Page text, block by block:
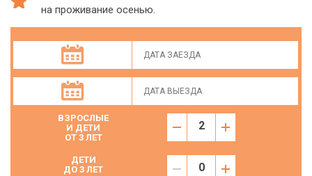
на проживание осенью.
ВЗРОСЛЫЕ
И ДЕТИ
ОТ 3 ЛЕТ
ДЕТИ
ДО 3 ЛЕТ